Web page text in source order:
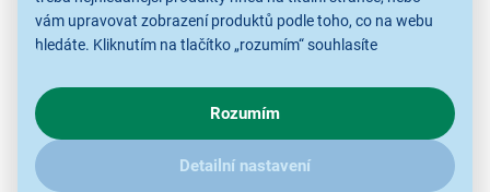
vám upravovat zobrazení produktů podle toho, co na webu
hledáte. Kliknutím na tlačítko „rozumím“ souhlasíte
chování na webu pro zobrazení cílených reklam. Pokud vás
zajímají detaily, jak u nás s cookies a dalšími údaji pracujeme,
kliknětesem.
Rozumím
Detailní nastavení
podložka na stavění
32 × 32 cm výstupků pro stavění LEGA